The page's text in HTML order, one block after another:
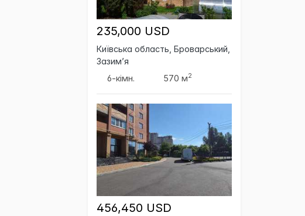
235,000 USD
Київська область, Броварський,
Зазим’я
6-кімн.
570 м2
456,450 USD